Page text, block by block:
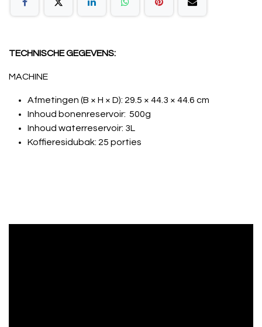
TECHNISCHE GEGEVENS:
MACHINE
Afmetingen (B × H × D): 29.5 × 44.3 × 44.6 cm
Inhoud bonenreservoir: 500g
Inhoud waterreservoir: 3L
Koffieresidubak: 25 porties